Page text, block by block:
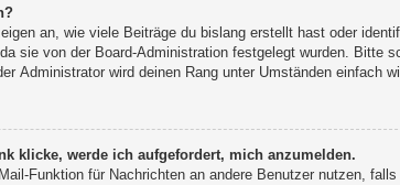
an, wie viele Beiträge du bislang erstellt hast oder
sie von der Board-Administration festgelegt wurden.
Administrator wird deinen Rang unter Umständen einfach
klicke, werde ich aufgefordert, mich anzumelden.
Funktion für Nachrichten an andere Benutzer nutzen,